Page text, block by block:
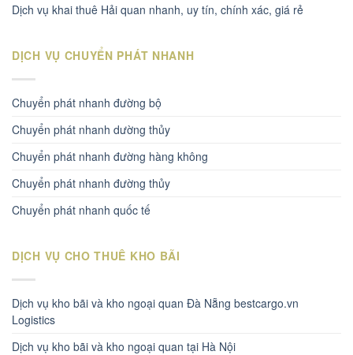
Dịch vụ khai thuê Hải quan nhanh, uy tín, chính xác, giá rẻ
DỊCH VỤ CHUYỂN PHÁT NHANH
Chuyển phát nhanh đường bộ
Chuyển phát nhanh dường thủy
Chuyển phát nhanh đường hàng không
Chuyển phát nhanh đường thủy
Chuyển phát nhanh quốc tế
DỊCH VỤ CHO THUÊ KHO BÃI
Dịch vụ kho bãi và kho ngoại quan Đà Nẵng bestcargo.vn
Logistics
Dịch vụ kho bãi và kho ngoại quan tại Hà Nội